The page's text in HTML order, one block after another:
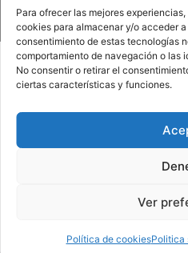
Para ofrecer las mejores
cookies para almacenar y/o acceder
consentimiento de estas tecnologías
comportamiento de navegación o las
No consentir o retirar el
ciertas características y funciones.
Ver
Política de cookiesPolitica
Politica sulla
Politica
Condizioni dúso e
© 2025. Tutti i diritti